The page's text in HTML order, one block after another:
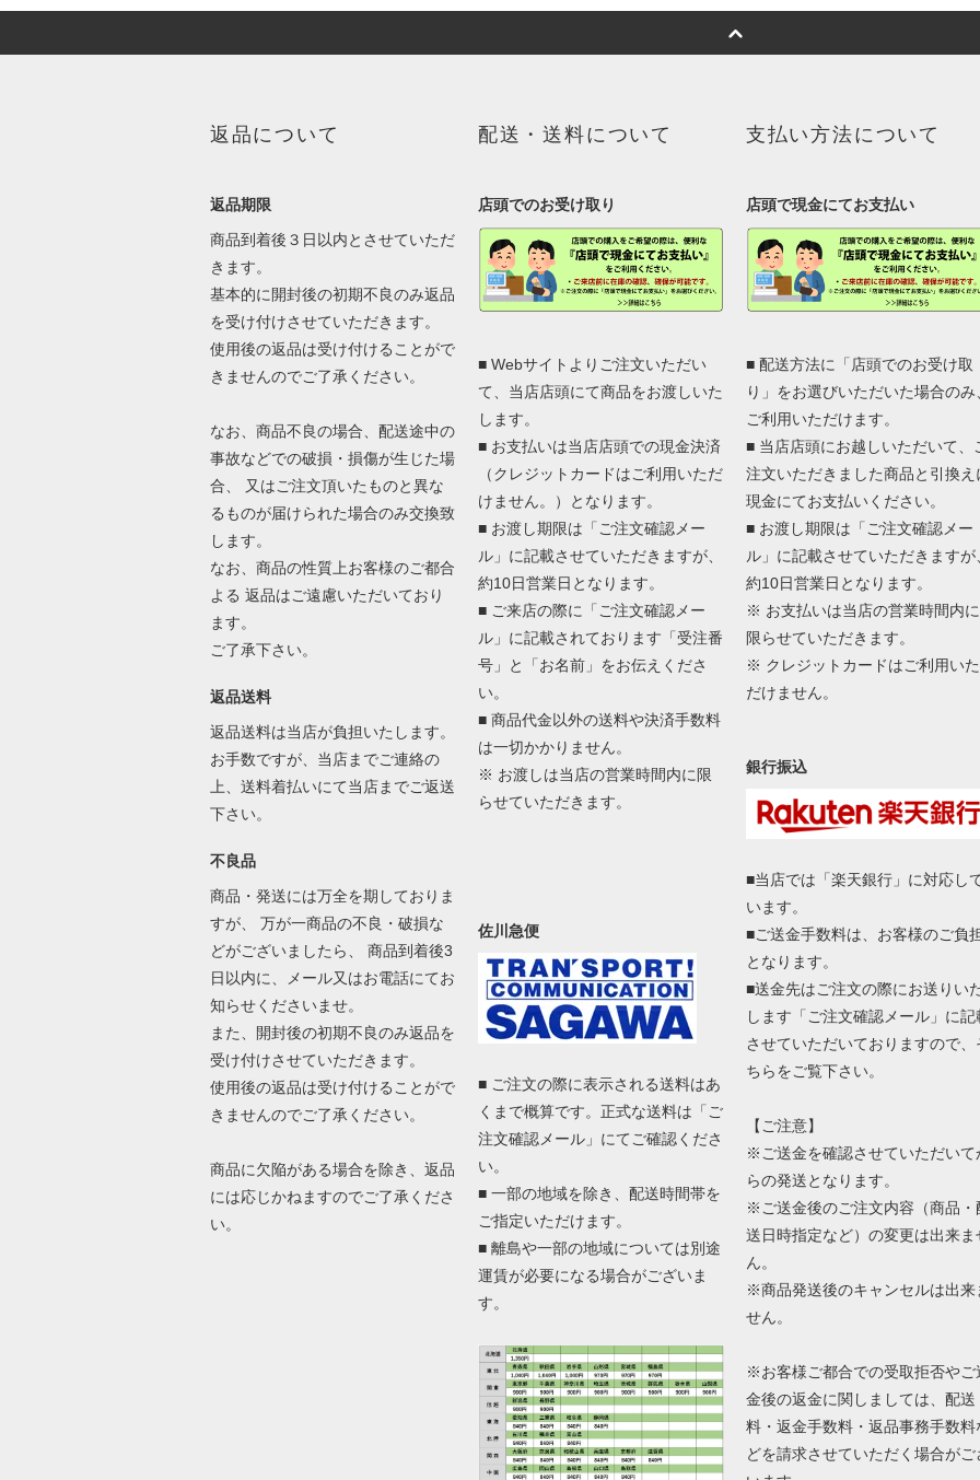
返品について
返品期限
商品到着後３日以内とさせていただ
きます。
基本的に開封後の初期不良のみ返品
を受け付けさせていただきます。
使用後の返品は受け付けることがで
きませんのでご了承ください。
なお、商品不良の場合、配送途中の
事故などでの破損・損傷が生じた場
合、 又はご注文頂いたものと異な
るものが届けられた場合のみ交換致
します。
なお、商品の性質上お客様のご都合
よる 返品はご遠慮いただいており
ます。
ご了承下さい。
返品送料
返品送料は当店が負担いたします。
お手数ですが、当店までご連絡の
上、送料着払いにて当店までご返送
下さい。
不良品
商品・発送には万全を期しておりま
すが、 万が一商品の不良・破損な
どがございましたら、 商品到着後3
日以内に、メール又はお電話にてお
知らせくださいませ。
また、開封後の初期不良のみ返品を
受け付けさせていただきます。
使用後の返品は受け付けることがで
きませんのでご了承ください。
商品に欠陥がある場合を除き、返品
には応じかねますのでご了承くださ
い。
配送・送料について
店頭でのお受け取り
■ Webサイトよりご注文いただい
て、当店店頭にて商品をお渡しいた
します。
■ お支払いは当店店頭での現金決済
（クレジットカードはご利用いただ
けません。）となります。
■ お渡し期限は「ご注文確認メー
ル」に記載させていただきますが、
約10日営業日となります。
■ ご来店の際に「ご注文確認メー
ル」に記載されております「受注番
号」と「お名前」をお伝えくださ
い。
■ 商品代金以外の送料や決済手数料
は一切かかりません。
※ お渡しは当店の営業時間内に限
らせていただきます。
佐川急便
■ ご注文の際に表示される送料はあ
くまで概算です。正式な送料は「ご
注文確認メール」にてご確認くださ
い。
■ 一部の地域を除き、配送時間帯を
ご指定いただけます。
■ 離島や一部の地域については別途
運賃が必要になる場合がございま
す。
支払い方法について
店頭で現金にてお支払い
■ 配送方法に「店頭でのお受け取
り」をお選びいただいた場合のみ
ご利用いただけます。
■ 当店店頭にお越しいただいて、
注文いただきました商品と引換え
現金にてお支払いください。
■ お渡し期限は「ご注文確認メー
ル」に記載させていただきますが
約10日営業日となります。
※ お支払いは当店の営業時間内に
限らせていただきます。
※ クレジットカードはご利用いた
だけません。
銀行振込
■当店では「楽天銀行」に対応し
います。
■ご送金手数料は、お客様のご負
となります。
■送金先はご注文の際にお送りい
します「ご注文確認メール」に記
させていただいておりますので、
ちらをご覧下さい。
【ご注意】
※ご送金を確認させていただいて
らの発送となります。
※ご送金後のご注文内容（商品・
送日時指定など）の変更は出来ま
ん。
※商品発送後のキャンセルは出来
せん。
※お客様ご都合での受取拒否やご
金後の返金に関しましては、配送
料・返金手数料・返品事務手数料
どを請求させていただく場合がご